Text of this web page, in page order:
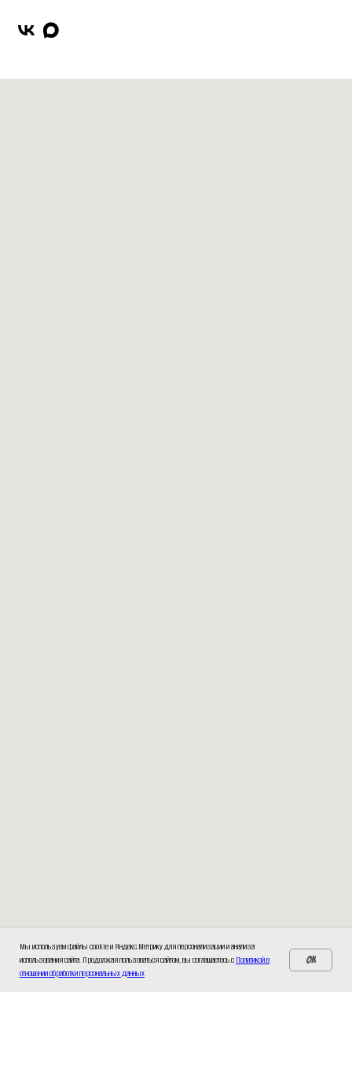
Мы используем файлы cookie и Яндекс.Метрику для персонализации и анализа
использования сайта. Продолжая пользоваться сайтом, вы соглашаетесь с Политикой в
отношении обработки персональных данных
OK